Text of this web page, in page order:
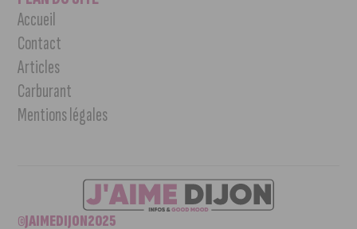
Accueil
Contact
Articles
Carburant
Mentions légales
©JAIMEDIJON2025